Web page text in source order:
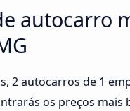
autocarro
2 autocarros de 1
os preços